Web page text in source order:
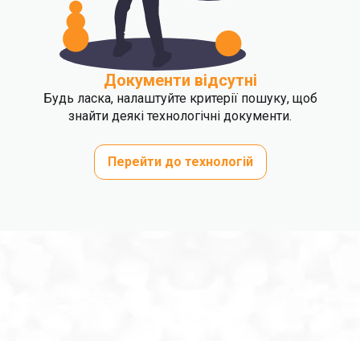
Документи відсутні
Будь ласка, налаштуйте критерії пошуку, щоб
знайти деякі технологічні документи.
Перейти до технологій